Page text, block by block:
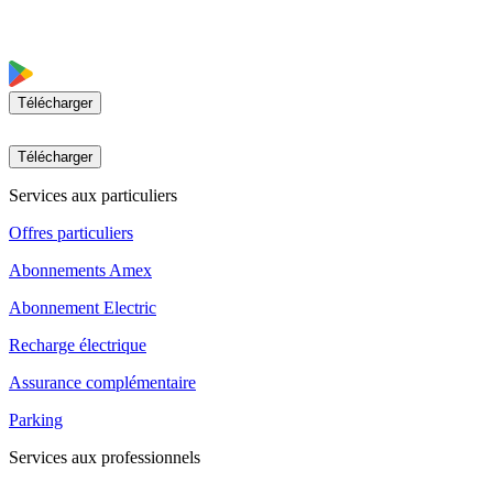
Télécharger
Télécharger
Services aux particuliers
Offres particuliers
Abonnements Amex
Abonnement Electric
Recharge électrique
Assurance complémentaire
Parking
Services aux professionnels